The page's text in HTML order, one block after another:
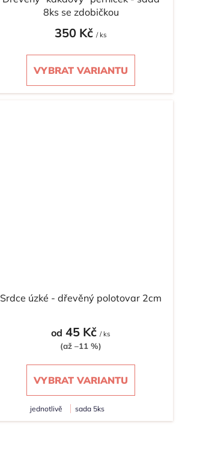
8ks se zdobičkou
350 Kč/ ks
VYBRAT VARIANTU
Srdce úzké - dřevěný polotovar 2cm
od 45 Kč/ ks
(až –11 %)
VYBRAT VARIANTU
jednotlivě sada 5ks